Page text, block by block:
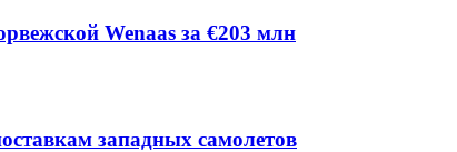
Wenaas за €203 млн
западных самолетов